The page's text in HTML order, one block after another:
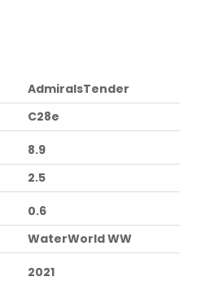
AdmiralsTender
C28e
8.9
2.5
0.6
WaterWorld WW
2021